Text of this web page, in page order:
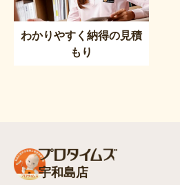
わかりやすく納得の見積
もり
宇和島店